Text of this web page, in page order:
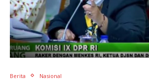
Berita Nasional